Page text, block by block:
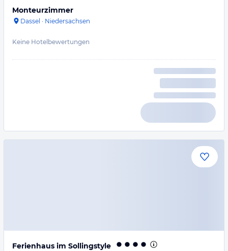
Monteurzimmer
Dassel · Niedersachsen
Keine Hotelbewertungen
Ferienhaus im Sollingstyle